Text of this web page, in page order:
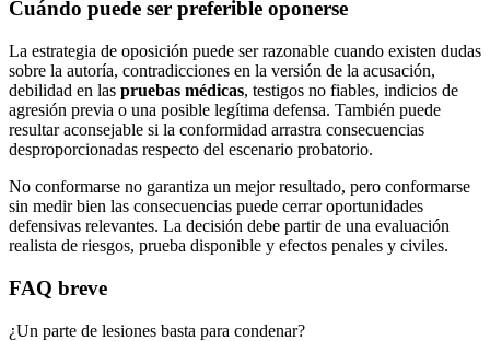
Cuándo puede ser preferible oponerse
La estrategia de oposición puede ser razonable cuando existen dudas
sobre la autoría, contradicciones en la versión de la acusación,
debilidad en las pruebas médicas, testigos no fiables, indicios de
agresión previa o una posible legítima defensa. También puede
resultar aconsejable si la conformidad arrastra consecuencias
desproporcionadas respecto del escenario probatorio.
No conformarse no garantiza un mejor resultado, pero conformarse
sin medir bien las consecuencias puede cerrar oportunidades
defensivas relevantes. La decisión debe partir de una evaluación
realista de riesgos, prueba disponible y efectos penales y civiles.
FAQ breve
¿Un parte de lesiones basta para condenar?